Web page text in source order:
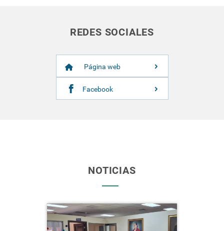
REDES SOCIALES
Página web
Facebook
NOTICIAS